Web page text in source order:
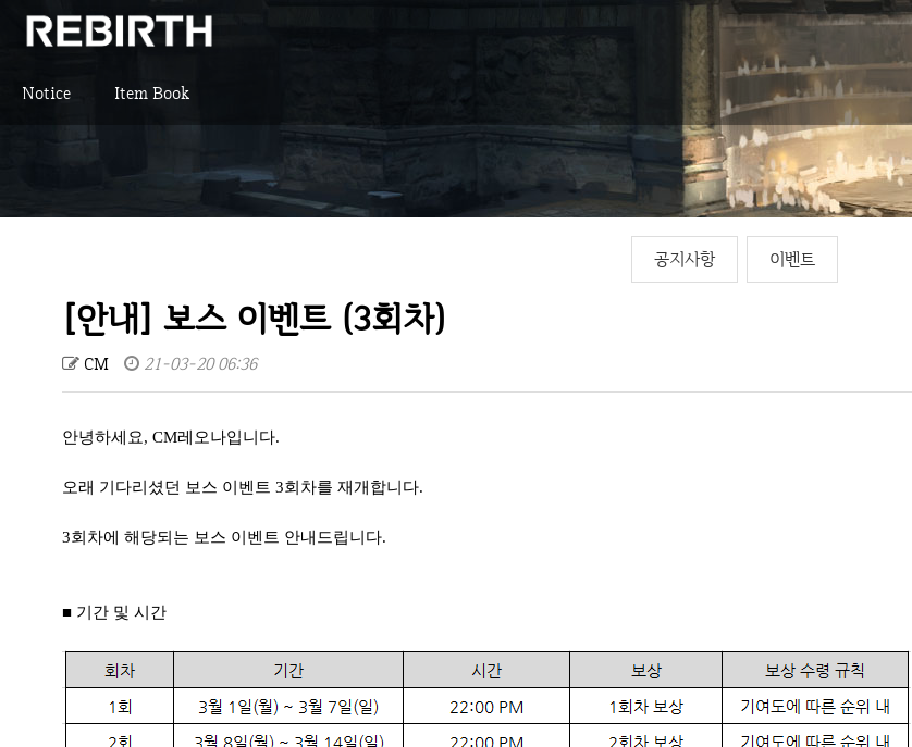
Notice Item Book
공지사항 이벤트
[안내] 보스 이벤트 (3회차)
CM 21-03-20 06:36
안녕하세요, CM레오나입니다.
오래 기다리셨던 보스 이벤트 3회차를 재개합니다.
3회차에 해당되는 보스 이벤트 안내드립니다.
■ 기간 및 시간